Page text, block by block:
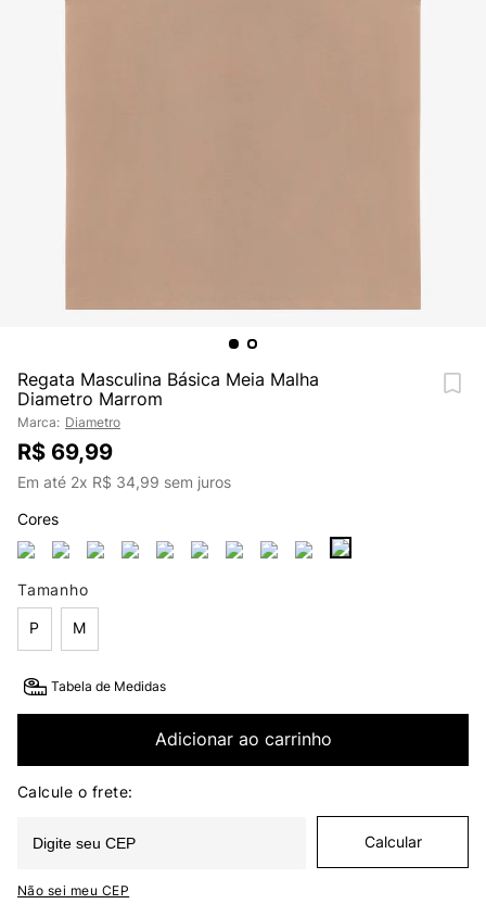
Regata Masculina Básica Meia Malha
Diametro Marrom
Marca: Diametro
R$ 69,99
Em até 2x R$ 34,99 sem juros
Cores
Tamanho
P M
Tabela de Medidas
Adicionar ao carrinho
Não sei meu CEP